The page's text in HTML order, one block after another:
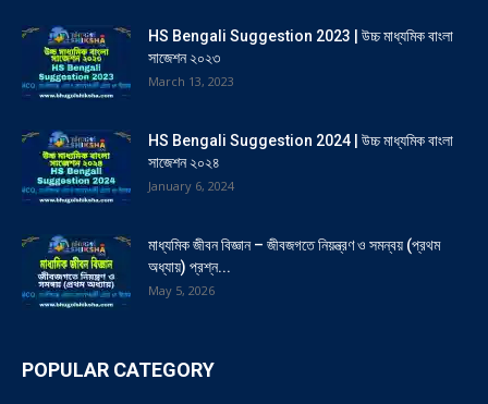
HS Bengali Suggestion 2023 | উচ্চ মাধ্যমিক বাংলা
সাজেশন ২০২৩
March 13, 2023
HS Bengali Suggestion 2024 | উচ্চ মাধ্যমিক বাংলা
সাজেশন ২০২৪
January 6, 2024
মাধ্যমিক জীবন বিজ্ঞান – জীবজগতে নিয়ন্ত্রণ ও সমন্বয় (প্রথম
অধ্যায়) প্রশ্ন...
May 5, 2026
POPULAR CATEGORY